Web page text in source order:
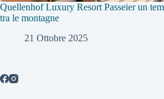
Quellenhof Luxury Resort Passeier un
tra le montagne
21 Ottobre 2025